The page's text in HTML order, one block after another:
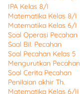
IPA Kelas 8/I
Matematika Kelas 8/I
Matematika Kelas 6/I
Soal Operasi Pecahan
Soal Bil. Pecahan
Soal Pecahan Kelas 5
Mengurutkan Pecahan
Soal Cerita Pecahan
Penilaian akhir Th.
Matematika Kelas 6/II